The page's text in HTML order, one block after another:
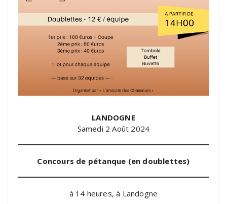
LANDOGNE
Samedi 2 Août 2024
Concours de pétanque (en doublettes)
à 14 heures, à Landogne